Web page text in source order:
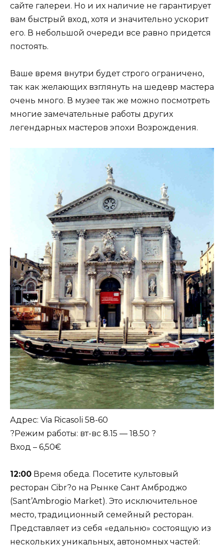
сайте галереи. Но и их наличие не гарантирует
вам быстрый вход, хотя и значительно ускорит
его. В небольшой очереди все равно придется
постоять.
Ваше время внутри будет строго ограничено,
так как желающих взглянуть на шедевр мастера
очень много. В музее так же можно посмотреть
многие замечательные работы других
легендарных мастеров эпохи Возрождения.
Адрес: Via Ricasoli 58-60
?Режим работы: вт-вс 8.15 — 18.50 ?
Вход – 6,50€
12:00 Время обеда. Посетите культовый
ресторан Cibr?o на Рынке Сант Амброджо
(Sant’Ambrogio Market). Это исключительное
место, традиционный семейный ресторан.
Представляет из себя «едальню» состоящую из
нескольких уникальных, автономных частей: